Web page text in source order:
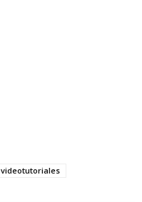
videotutoriales